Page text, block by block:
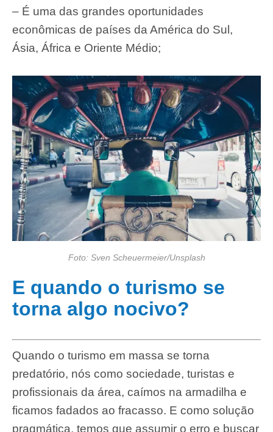
– É uma das grandes oportunidades
econômicas de países da América do Sul,
Ásia, África e Oriente Médio;
Foto: Sven Scheuermeier/Unsplash
E quando o turismo se
torna algo nocivo?
Quando o turismo em massa se torna
predatório, nós como sociedade, turistas e
profissionais da área, caímos na armadilha e
ficamos fadados ao fracasso. E como solução
pragmática, temos que assumir o erro e buscar